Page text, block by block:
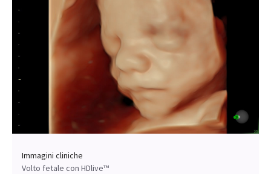
Immagini cliniche
Volto fetale con HDlive™